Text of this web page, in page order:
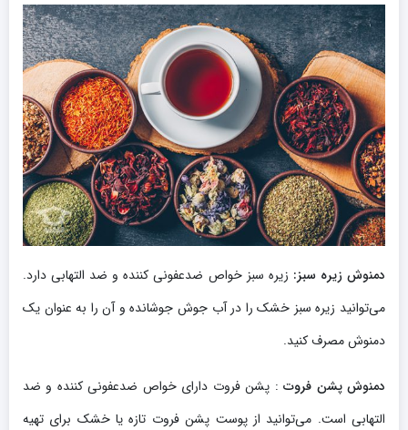
دمنوش زیره سبز: زیره سبز خواص ضدعفونی کننده و ضد التهابی دارد.
می‌توانید زیره سبز خشک را در آب جوش جوشانده و آن را به عنوان یک
دمنوش مصرف کنید.
دمنوش پشن فروت: پشن فروت دارای خواص ضدعفونی کننده و ضد
التهابی است. می‌توانید از پوست پشن فروت تازه یا خشک برای تهیه